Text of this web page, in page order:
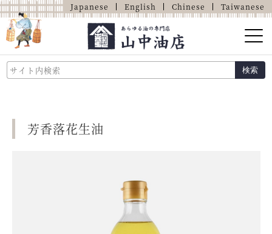
Japanese English Chinese Taiwanese
検索
山中油店的介绍
商品介绍芳香落花生油